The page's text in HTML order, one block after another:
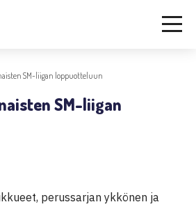
naisten SM-liigan loppuotteluun
SM-liigan
perussarjan ykkönen ja